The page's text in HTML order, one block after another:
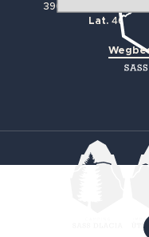
39036 Cassiano
Lat.